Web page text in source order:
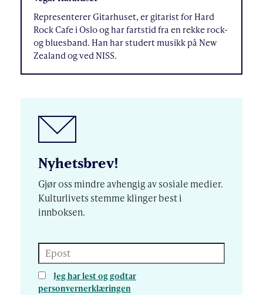
Representerer Gitarhuset, er gitarist for Hard
Rock Cafe i Oslo og har fartstid fra en rekke rock-
og bluesband. Han har studert musikk på New
Zealand og ved NISS.
Nyhetsbrev!
Gjør oss mindre avhengig av sosiale medier.
Kulturlivets stemme klinger best i
innboksen.
Epost
Jeg har lest og godtar
personvernerklæringen